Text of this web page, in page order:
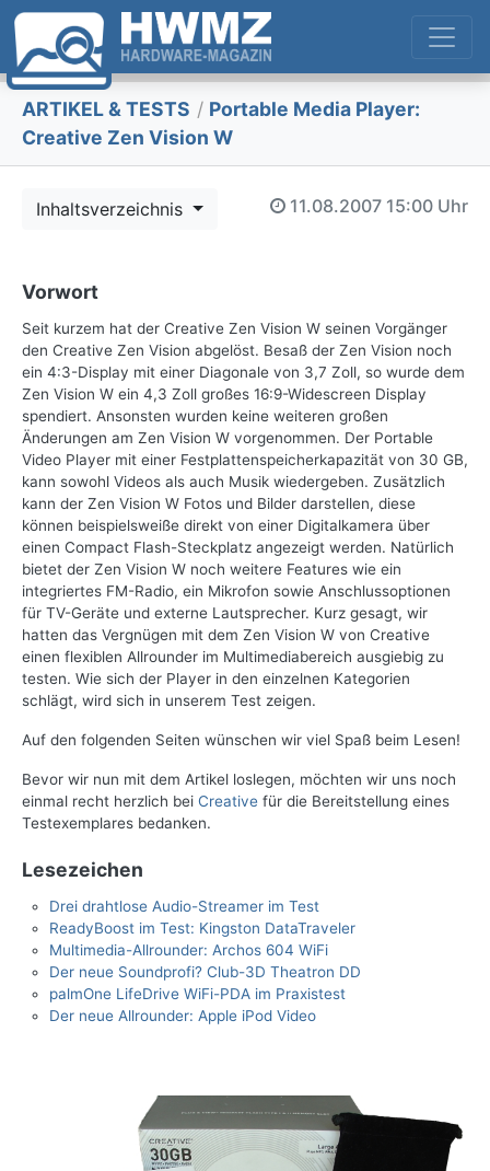
ARTIKEL & TESTS / Portable Media Player:
Creative Zen Vision W
Inhaltsverzeichnis 11.08.2007 15:00 Uhr
Vorwort
Seit kurzem hat der Creative Zen Vision W seinen Vorgänger
den Creative Zen Vision abgelöst. Besaß der Zen Vision noch
ein 4:3-Display mit einer Diagonale von 3,7 Zoll, so wurde dem
Zen Vision W ein 4,3 Zoll großes 16:9-Widescreen Display
spendiert. Ansonsten wurden keine weiteren großen
Änderungen am Zen Vision W vorgenommen. Der Portable
Video Player mit einer Festplattenspeicherkapazität von 30 GB,
kann sowohl Videos als auch Musik wiedergeben. Zusätzlich
kann der Zen Vision W Fotos und Bilder darstellen, diese
können beispielsweiße direkt von einer Digitalkamera über
einen Compact Flash-Steckplatz angezeigt werden. Natürlich
bietet der Zen Vision W noch weitere Features wie ein
integriertes FM-Radio, ein Mikrofon sowie Anschlussoptionen
für TV-Geräte und externe Lautsprecher. Kurz gesagt, wir
hatten das Vergnügen mit dem Zen Vision W von Creative
einen flexiblen Allrounder im Multimediabereich ausgiebig zu
testen. Wie sich der Player in den einzelnen Kategorien
schlägt, wird sich in unserem Test zeigen.
Auf den folgenden Seiten wünschen wir viel Spaß beim Lesen!
Bevor wir nun mit dem Artikel loslegen, möchten wir uns noch
einmal recht herzlich bei Creative für die Bereitstellung eines
Testexemplares bedanken.
Lesezeichen
Drei drahtlose Audio-Streamer im Test
ReadyBoost im Test: Kingston DataTraveler
Multimedia-Allrounder: Archos 604 WiFi
Der neue Soundprofi? Club-3D Theatron DD
palmOne LifeDrive WiFi-PDA im Praxistest
Der neue Allrounder: Apple iPod Video